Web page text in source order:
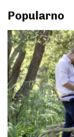
Popularno